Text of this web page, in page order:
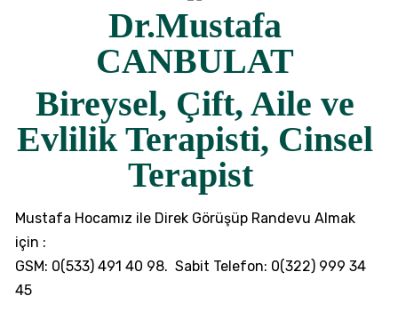
Dr.Mustafa
CANBULAT
Bireysel, Çift, Aile ve
Evlilik Terapisti, Cinsel
Terapist
Mustafa Hocamız ile Direk Görüşüp Randevu Almak
için :
GSM: 0(533) 491 40 98. Sabit Telefon: 0(322) 999 34
45